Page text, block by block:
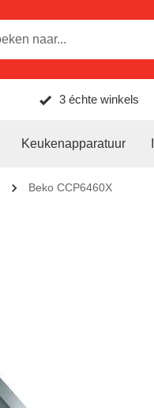
3 échte winkels
Keukenapparatuur
Beko CCP6460X